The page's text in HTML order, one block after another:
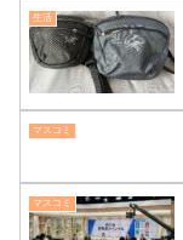
生活
マスコミ
マスコミ